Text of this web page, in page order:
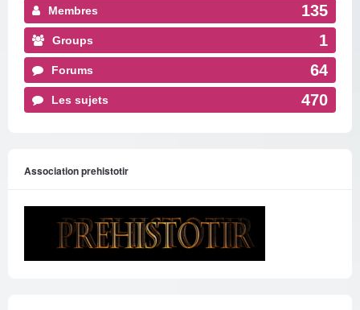
Membres 135
Groups 1
Forums 64
Les sujets 470
Association prehistotir